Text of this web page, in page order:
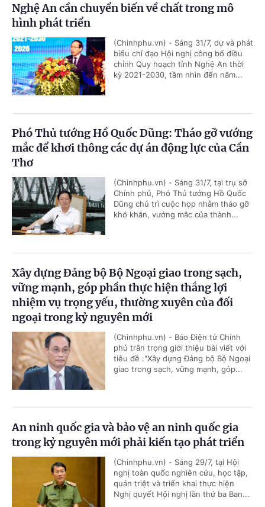
Nghệ An cần chuyển biến về chất trong mô
hình phát triển
(Chinhphu.vn) - Sáng 31/7, dự và phát
biểu chỉ đạo Hội nghị công bố điều
chỉnh Quy hoạch tỉnh Nghệ An thời
kỳ 2021-2030, tầm nhìn đến năm...
Phó Thủ tướng Hồ Quốc Dũng: Tháo gỡ vướng
mắc để khơi thông các dự án động lực của Cần
Thơ
(Chinhphu.vn) - Sáng 31/7, tại trụ sở
Chính phủ, Phó Thủ tướng Hồ Quốc
Dũng chủ trì cuộc họp nhằm tháo gỡ
khó khăn, vướng mắc của thành...
Xây dựng Đảng bộ Bộ Ngoại giao trong sạch,
vững mạnh, góp phần thực hiện thắng lợi
nhiệm vụ trọng yếu, thường xuyên của đối
ngoại trong kỷ nguyên mới
(Chinhphu.vn) - Báo Điện tử Chính
phủ trân trọng giới thiệu bài viết với
tiêu đề :"Xây dựng Đảng bộ Bộ Ngoại
giao trong sạch, vững mạnh, góp...
An ninh quốc gia và bảo vệ an ninh quốc gia
trong kỷ nguyên mới phải kiến tạo phát triển
(Chinhphu.vn) - Sáng 29/7, tại Hội
nghị toàn quốc nghiên cứu, học tập,
quán triệt và triển khai thực hiện
Nghị quyết Hội nghị lần thứ ba Ban...